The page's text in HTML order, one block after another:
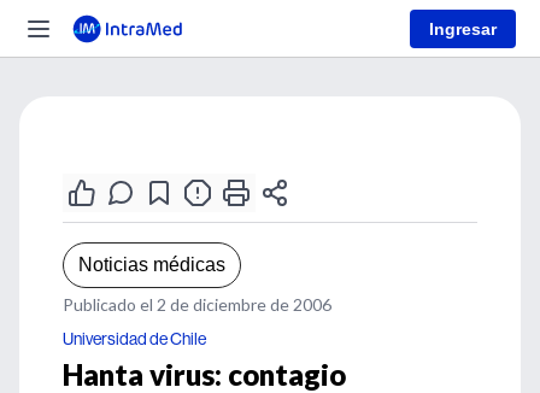
Ingresar
Noticias médicas
Publicado el 2 de diciembre de 2006
Universidad de Chile
Hanta virus: contagio